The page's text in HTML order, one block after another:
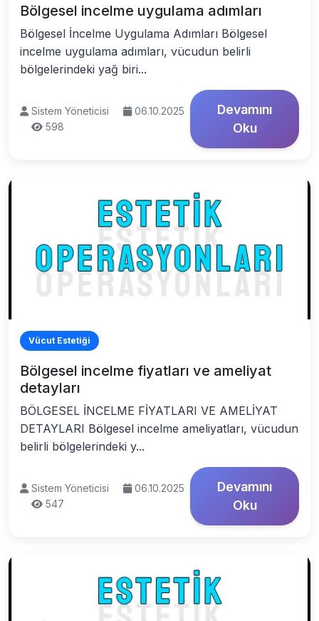
Bölgesel incelme uygulama adımları
Bölgesel İncelme Uygulama Adımları Bölgesel
incelme uygulama adımları, vücudun belirli
bölgelerindeki yağ biri...
Sistem Yöneticisi
06.10.2025
598
Devamını
Oku
Vücut Estetiği
Bölgesel incelme fiyatları ve ameliyat
detayları
BÖLGESEL İNCELME FİYATLARI VE AMELİYAT
DETAYLARI Bölgesel incelme ameliyatları, vücudun
belirli bölgelerindeki y...
Sistem Yöneticisi
06.10.2025
547
Devamını
Oku